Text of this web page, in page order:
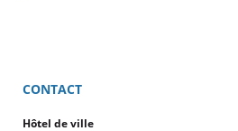
CONTACT
Hôtel de ville